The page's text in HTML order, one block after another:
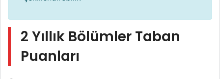
2 Yıllık Bölümler Taban
Puanları